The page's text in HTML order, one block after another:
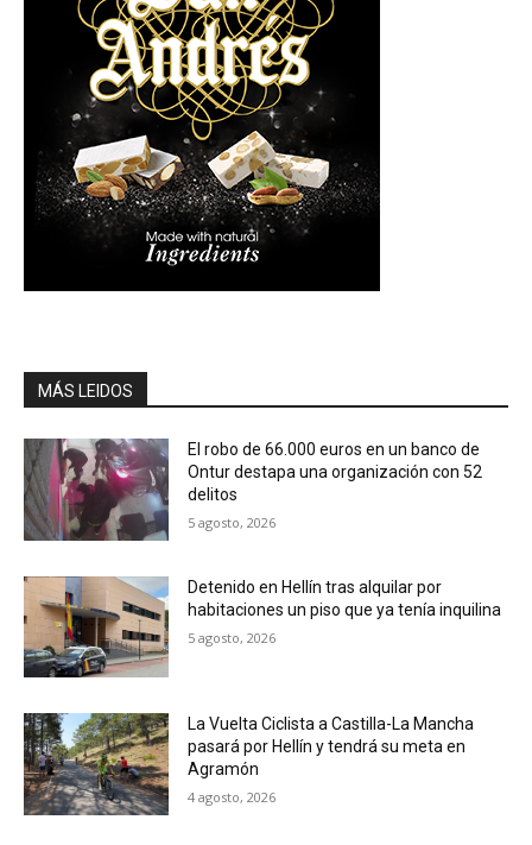
MÁS LEIDOS
El robo de 66.000 euros en un banco de
Ontur destapa una organización con 52
delitos
5 agosto, 2026
Detenido en Hellín tras alquilar por
habitaciones un piso que ya tenía inquilina
5 agosto, 2026
La Vuelta Ciclista a Castilla-La Mancha
pasará por Hellín y tendrá su meta en
Agramón
4 agosto, 2026